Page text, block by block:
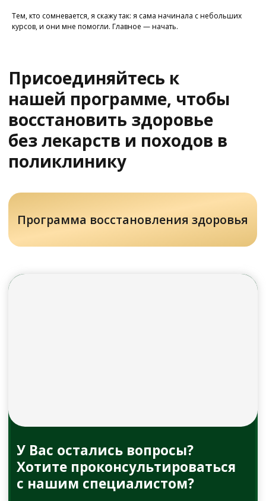
Тем, кто сомневается, я скажу так: я сама начинала с небольших
курсов, и они мне помогли. Главное — начать.